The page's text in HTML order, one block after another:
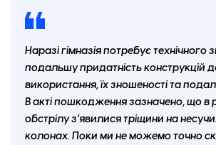
Наразі гімназія потребує технічного
подальшу придатність конструкцій
використання, їх зношеності та
В акті пошкодження зазначено, що в
обстрілу з’явилися тріщини на
колонах. Поки ми не можемо точно